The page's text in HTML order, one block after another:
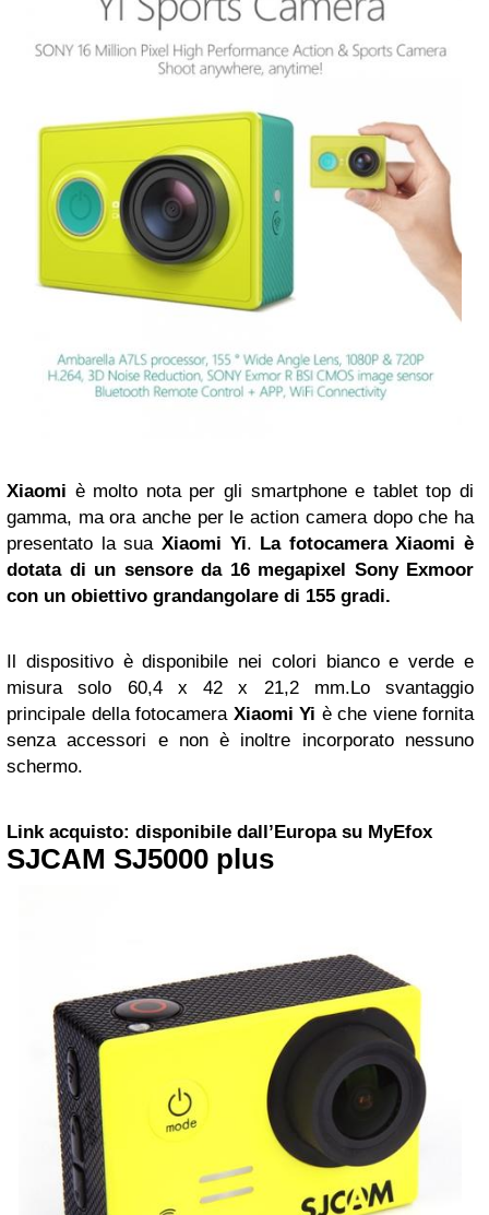
Xiaomi è molto nota per gli smartphone e tablet top di
gamma, ma ora anche per le action camera dopo che ha
presentato la sua Xiaomi Yi. La fotocamera Xiaomi è
dotata di un sensore da 16 megapixel Sony Exmoor
con un obiettivo grandangolare di 155 gradi.
Il dispositivo è disponibile nei colori bianco e verde e
misura solo 60,4 x 42 x 21,2 mm.Lo svantaggio
principale della fotocamera Xiaomi Yi è che viene fornita
senza accessori e non è inoltre incorporato nessuno
schermo.
Link acquisto: disponibile dall’Europa su MyEfox
SJCAM SJ5000 plus